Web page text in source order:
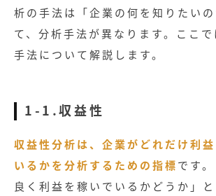
析の手法は「企業の何を知りたい
て、分析手法が異なります。ここ
手法について解説します。
1-1.収益性
収益性分析は、企業がどれだけ利
いるかを分析するための指標です
良く利益を稼いでいるかどうか」